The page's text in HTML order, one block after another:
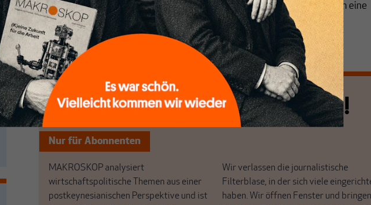
Verpflichtung, dass sie weder eine neue BRICS-Währung schaffen noch eine
andere Währung unterstützen“, schrieb Trump.
[...]
Nichts schreibt sich von allein!
Nur für Abonnenten
MAKROSKOP analysiert
wirtschaftspolitische Themen aus einer
postkeynesianischen Perspektive und ist
Wir verlassen die journalistische
Filterblase, in der sich viele
haben. Wir öffnen Fenster und bringen